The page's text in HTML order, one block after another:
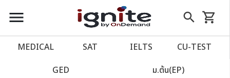
close
account_balance หน้าแรก
เว็บไซต์อิกไนท์
menu search
Skip
to
shopping_cart
รถเข็น
MEDICAL SAT IELTS CU‑TEST
GED ม.ต้น(EP)
ตัวกรอง